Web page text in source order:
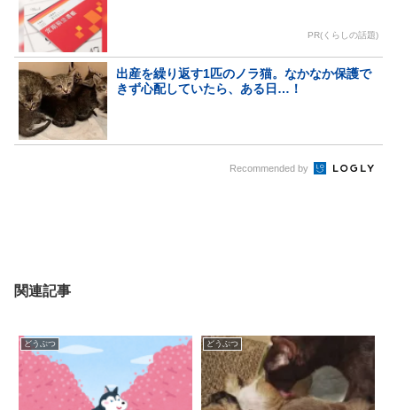
PR(くらしの話題)
出産を繰り返す1匹のノラ猫。なかなか保護で
きず心配していたら、ある日…！
Recommended by
関連記事
どうぶつ どうぶつ